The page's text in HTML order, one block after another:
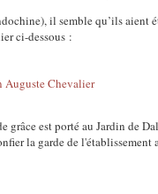
il semble qu’ils aient
ci-dessous :
grâce est porté au Jardin de
la garde de l'établissement